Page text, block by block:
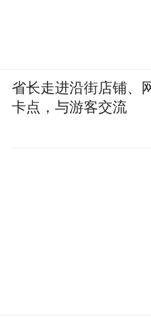
省长走进沿街店铺、
卡点，与游客交流